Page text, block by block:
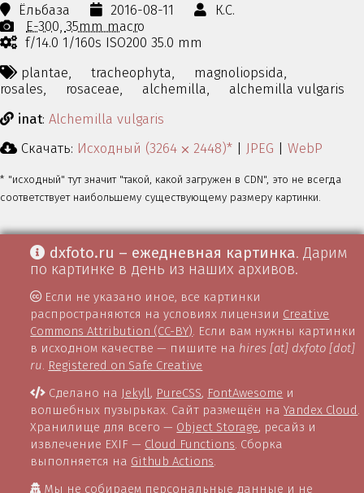
Ёльбаза 2016-08-11
К.С.
E-300 35mm macro
f/14.0 1/160s ISO200 35.0 mm
plantae,
tracheophyta,
magnoliopsida,
rosales,
rosaceae, alchemilla,
alchemilla vulgaris
inat: Alchemilla vulgaris
Скачать: Исходный (3264 ⨉ 2448)* JPEG WebP
* "исходный" тут значит "такой, какой загружен в CDN", это не всегда
соответствует наибольшему существующему размеру картинки.
dxfoto.ru – ежедневная картинка. Дарим
по картинке в день из наших архивов.
Если не указано иное, все картинки
распространяются на условиях лицензии Creative
Commons Attribution (CC-BY). Если вам нужны картинки
в исходном качестве — пишите на hires [at] dxfoto [dot]
ru. Registered on Safe Creative
Сделано на Jekyll, PureCSS, FontAwesome и
волшебных пузырьках. Сайт размещён наYandex Cloud.
Хранилище для всего — Object Storage, ресайз и
извлечение EXIF — Cloud Functions. Сборка
выполняется на Github Actions.
Мы не собираем персональные данные и не